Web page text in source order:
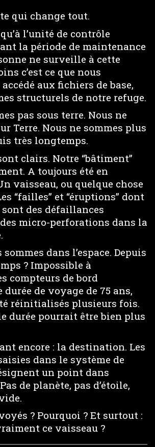
qui change tout.
l’unité de contrôle
la période de maintenance
ne surveille à cette
c’est ce que nous
aux fichiers de base,
structurels de notre refuge.
pas sous terre. Nous ne
Terre. Nous ne sommes plus
très longtemps.
clairs. Notre “bâtiment”
A toujours été en
vaisseau, ou quelque chose
“failles” et “éruptions” dont
des défaillances
micro-perforations dans la
sommes dans l’espace. Depuis
? Impossible à
compteurs de bord
de voyage de 75 ans,
réinitialisés plusieurs fois.
durée pourrait être bien plus
encore : la destination. Les
dans le système de
un point dans
de planète, pas d’étoile,
? Pourquoi ? Et surtout :
ce vaisseau ?